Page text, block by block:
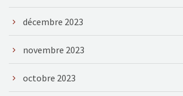
décembre 2023
novembre 2023
octobre 2023